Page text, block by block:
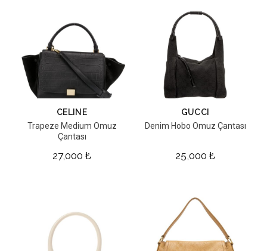
CELINE
Trapeze Medium Omuz
Çantası
27,000 ₺
GUCCI
Denim Hobo Omuz Çantası
25,000 ₺